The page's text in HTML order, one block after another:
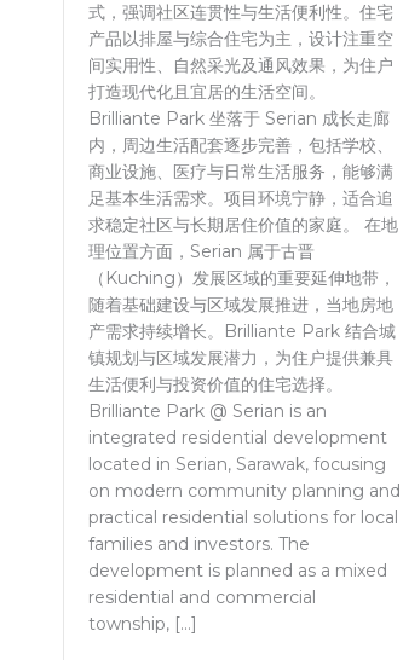
式，强调社区连贯性与生活便利性。住宅
产品以排屋与综合住宅为主，设计注重空
间实用性、自然采光及通风效果，为住户
打造现代化且宜居的生活空间。
Brilliante Park 坐落于 Serian 成长走廊
内，周边生活配套逐步完善，包括学校、
商业设施、医疗与日常生活服务，能够满
足基本生活需求。项目环境宁静，适合追
求稳定社区与长期居住价值的家庭。 在地
理位置方面，Serian 属于古晋
（Kuching）发展区域的重要延伸地带，
随着基础建设与区域发展推进，当地房地
产需求持续增长。Brilliante Park 结合城
镇规划与区域发展潜力，为住户提供兼具
生活便利与投资价值的住宅选择。
Brilliante Park @ Serian is an
integrated residential development
located in Serian, Sarawak, focusing
on modern community planning and
practical residential solutions for local
families and investors. The
development is planned as a mixed
residential and commercial
township, […]